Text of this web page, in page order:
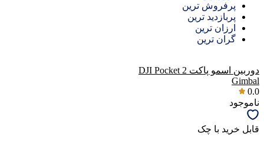
پرفروش ترین
پربازدید ترین
ارزان ترین
گران ترین
دوربین اسمو پاکت DJI Pocket 2
Gimbal
0.0
ناموجود
قابل خرید با چک